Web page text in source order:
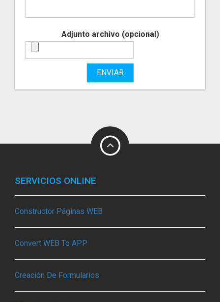
Adjunto archivo (opcional)
ENVIAR
SERVICIOS ONLINE
Constructor Páginas WEB
Convert WEB To APP
Creación De Formularios